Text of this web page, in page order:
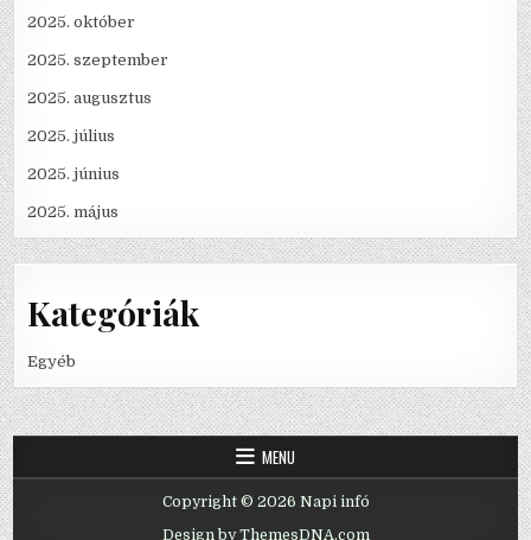
2025. október
2025. szeptember
2025. augusztus
2025. július
2025. június
2025. május
Kategóriák
Egyéb
MENU
Copyright © 2026 Napi infó
Design by ThemesDNA.com